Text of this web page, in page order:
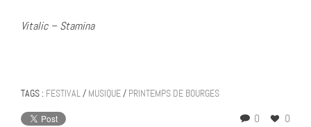
Vitalic – Stamina
TAGS : FESTIVAL/ MUSIQUE/ PRINTEMPS DE BOURGES
0 0